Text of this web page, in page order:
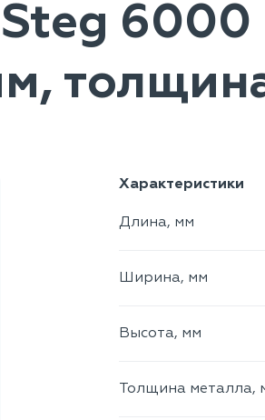
Steg
Характеристики
Длина, мм
Ширина, мм
Высота, мм
Толщина металла,